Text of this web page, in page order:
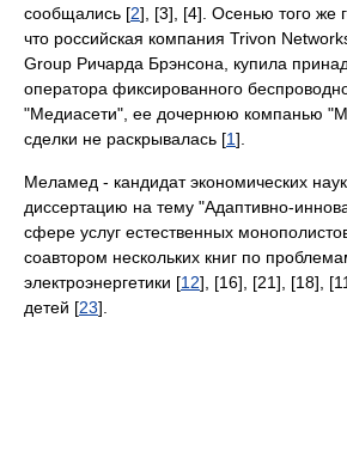
сообщались [2], [3], [4]. Осенью того же
что российская компания Trivon
Group Ричарда Брэнсона, купила
оператора фиксированного
"Медиасети", ее дочернюю компанью
сделки не раскрывалась [1].
Меламед - кандидат экономических
диссертацию на тему "Адаптивно-
сфере услуг естественных
соавтором нескольких книг по
электроэнергетики [12], [16], [21], [18],
детей [23].